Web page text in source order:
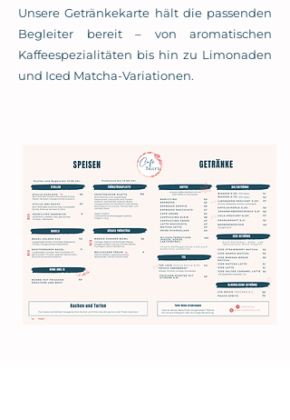
Unsere Getränkekarte hält die passenden
Begleiter bereit – von aromatischen
Kaffeespezialitäten bis hin zu Limonaden
und Iced Matcha-Variationen.